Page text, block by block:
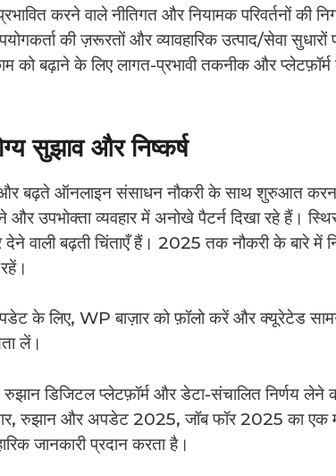
करने वाले नीतिगत और नियामक परिवर्तनों की
की ज़रूरतों और व्यावहारिक उत्पाद/सेवा
को बढ़ाने के लिए लागत-प्रभावी तकनीक और प्लेटफ़ॉर्म
सुझाव और निष्कर्ष
बढ़ते ऑनलाइन संसाधन नौकरी के साथ शुरुआत
और उपभोक्ता व्यवहार में अनोखे पैटर्न दिखा रहे हैं।
देने वाली बढ़ती चिंताएँ हैं। 2025 तक नौकरी के बारे
के लिए, WP बाज़ार को फ़ॉलो करें और क्यूरेटेड
लें।
डिजिटल प्लेटफ़ॉर्म और डेटा-संचालित निर्णय लेने
रुझान और अपडेट 2025, जॉब फॉर 2025 का एक
जानकारी प्रदान करता है।